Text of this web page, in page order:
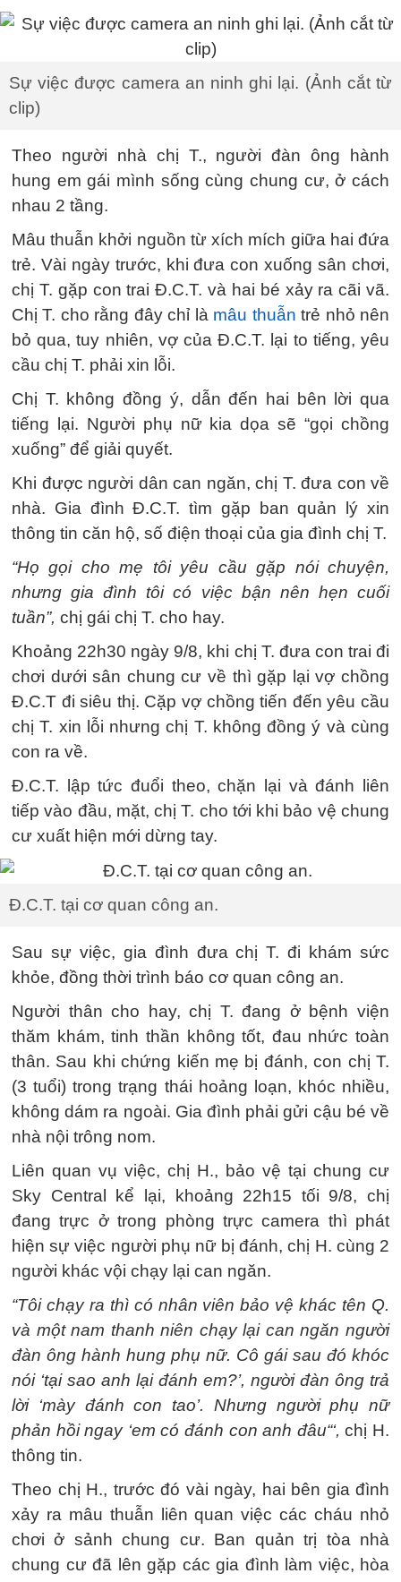
Sự việc được camera an ninh ghi lại. (Ảnh cắt từ
clip)
Theo người nhà chị T., người đàn ông hành
hung em gái mình sống cùng chung cư, ở cách
nhau 2 tầng.
Mâu thuẫn khởi nguồn từ xích mích giữa hai đứa
trẻ. Vài ngày trước, khi đưa con xuống sân chơi,
chị T. gặp con trai Đ.C.T. và hai bé xảy ra cãi vã.
Chị T. cho rằng đây chỉ là mâu thuẫn trẻ nhỏ nên
bỏ qua, tuy nhiên, vợ của Đ.C.T. lại to tiếng, yêu
cầu chị T. phải xin lỗi.
Chị T. không đồng ý, dẫn đến hai bên lời qua
tiếng lại. Người phụ nữ kia dọa sẽ “gọi chồng
xuống” để giải quyết.
Khi được người dân can ngăn, chị T. đưa con về
nhà. Gia đình Đ.C.T. tìm gặp ban quản lý xin
thông tin căn hộ, số điện thoại của gia đình chị T.
“Họ gọi cho mẹ tôi yêu cầu gặp nói chuyện,
nhưng gia đình tôi có việc bận nên hẹn cuối
tuần”, chị gái chị T. cho hay.
Khoảng 22h30 ngày 9/8, khi chị T. đưa con trai đi
chơi dưới sân chung cư về thì gặp lại vợ chồng
Đ.C.T đi siêu thị. Cặp vợ chồng tiến đến yêu cầu
chị T. xin lỗi nhưng chị T. không đồng ý và cùng
con ra về.
Đ.C.T. lập tức đuổi theo, chặn lại và đánh liên
tiếp vào đầu, mặt, chị T. cho tới khi bảo vệ chung
cư xuất hiện mới dừng tay.
Đ.C.T. tại cơ quan công an.
Sau sự việc, gia đình đưa chị T. đi khám sức
khỏe, đồng thời trình báo cơ quan công an.
Người thân cho hay, chị T. đang ở bệnh viện
thăm khám, tinh thần không tốt, đau nhức toàn
thân. Sau khi chứng kiến mẹ bị đánh, con chị T.
(3 tuổi) trong trạng thái hoảng loạn, khóc nhiều,
không dám ra ngoài. Gia đình phải gửi cậu bé về
nhà nội trông nom.
Liên quan vụ việc, chị H., bảo vệ tại chung cư
Sky Central kể lại, khoảng 22h15 tối 9/8, chị
đang trực ở trong phòng trực camera thì phát
hiện sự việc người phụ nữ bị đánh, chị H. cùng 2
người khác vội chạy lại can ngăn.
“Tôi chạy ra thì có nhân viên bảo vệ khác tên Q.
và một nam thanh niên chạy lại can ngăn người
đàn ông hành hung phụ nữ. Cô gái sau đó khóc
nói ‘tại sao anh lại đánh em?’, người đàn ông trả
lời ‘mày đánh con tao’. Nhưng người phụ nữ
phản hồi ngay ‘em có đánh con anh đâu“‘, chị H.
thông tin.
Theo chị H., trước đó vài ngày, hai bên gia đình
xảy ra mâu thuẫn liên quan việc các cháu nhỏ
chơi ở sảnh chung cư. Ban quản trị tòa nhà
chung cư đã lên gặp các gia đình làm việc, hòa